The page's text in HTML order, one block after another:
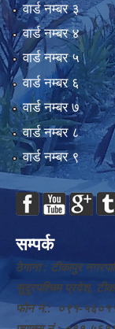
वार्ड न‌म्बर ३
वार्ड न‌म्बर ४
वार्ड न‌म्बर ५
वार्ड न‌म्बर ६
वार्ड न‌म्बर ७
वार्ड न‌म्बर ८
वार्ड न‌म्बर ९
सम्पर्क
ठेगाना : टीकापुर
सुदूरपश्चिम प्रदेश,
फोन नं.: ०९१-